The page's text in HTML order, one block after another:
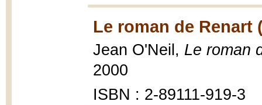
Le roman de Renart
Jean O'Neil, Le roman
2000
ISBN : 2-89111-919-3